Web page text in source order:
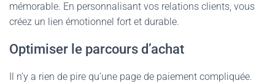
mémorable. En personnalisant vos relations clients, vous
créez un lien émotionnel fort et durable.
Optimiser le parcours d’achat
Il n’y a rien de pire qu’une page de paiement compliquée.